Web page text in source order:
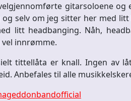
gitarsoloene
selv om jeg sitter her med
litt headbanging. Nåh,
innrømme.
tittellåta er knall. Ingen av
Anbefales til alle